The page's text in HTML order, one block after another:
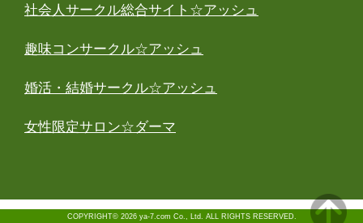
社会人サークル総合サイト☆アッシュ
趣味コンサークル☆アッシュ
婚活・結婚サークル☆アッシュ
女性限定サロン☆ダーマ
COPYRIGHT© 2026 ya-7.com Co., Ltd. ALL RIGHTS RESERVED.